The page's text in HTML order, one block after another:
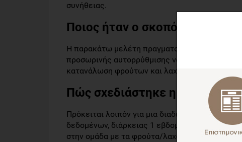
συνήθειας.
Ποιος ήταν ο σκοπός της
Η παρακάτω μελέτη πραγματοποιήθηκε με
προσωρινής αυτορρύθμισης να ερμηνεύσει τις
κατανάλωση φρούτων και λαχανικών, καθώς και
Πώς σχεδιάστηκε η μελέτη;
Πρόκειται λοιπόν για μια διαδικτυακή έρευνα
δεδομένων, διάρκειας 1 εβδομάδας. Οι
στην ομάδα με τα φρούτα/λαχανικά (n=133,